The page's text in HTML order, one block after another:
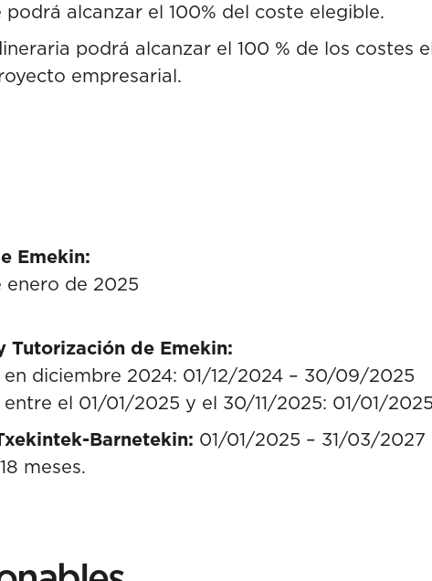
alcanzar el 100% del coste elegible.
podrá alcanzar el 100 % de los costes
empresarial.
Emekin:
enero de 2025
Tutorización de Emekin:
diciembre 2024: 01/12/2024 – 30/09/2025
el 01/01/2025 y el 30/11/2025: 01/01/
Barnetekin: 01/01/2025 – 31/03/2027
meses.